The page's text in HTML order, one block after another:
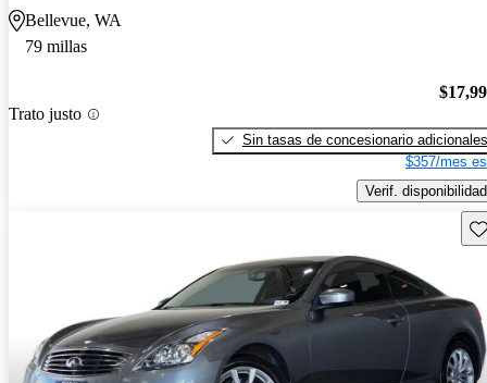
Bellevue, WA
79 millas
Trato justo
Sin tasas de concesionario adicionales
$357/mes
Verif. disponibilidad